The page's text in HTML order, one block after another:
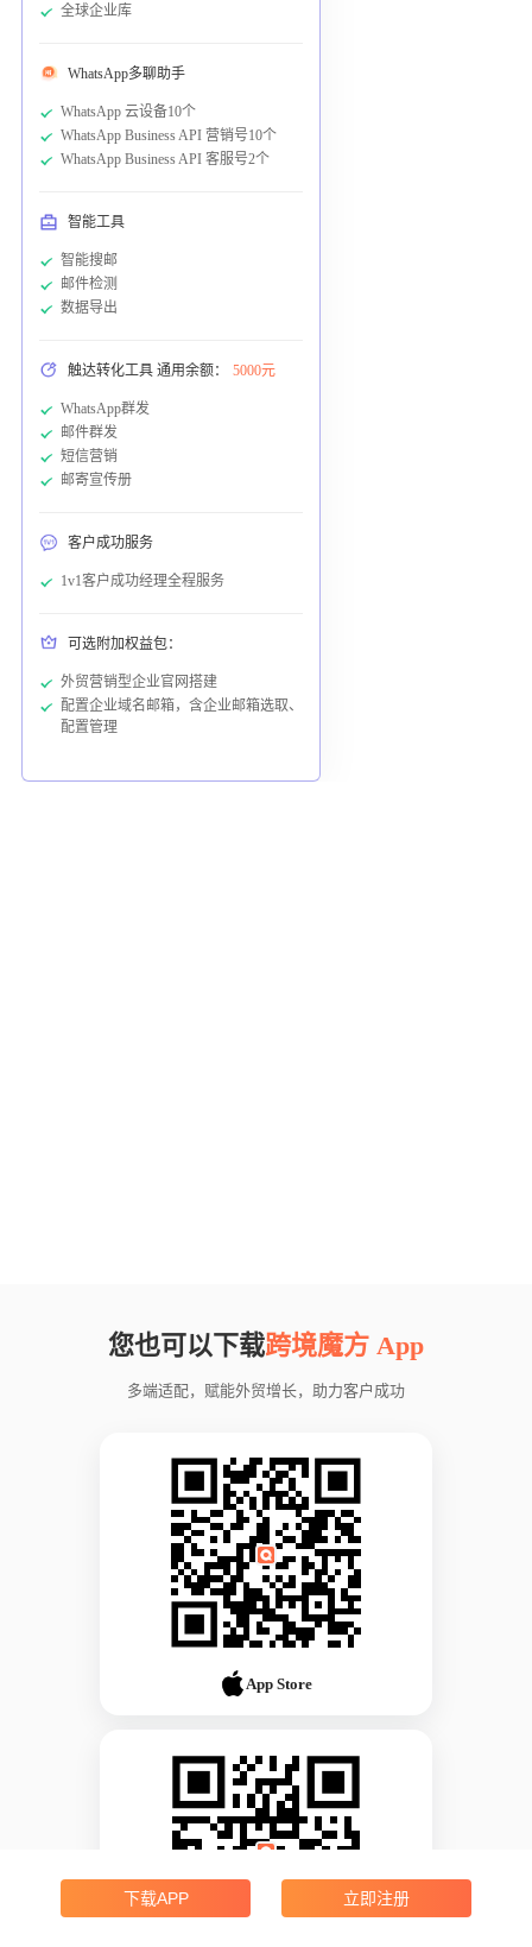
全球企业库
WhatsApp多聊助手
WhatsApp 云设备10个
WhatsApp Business API 营销号10个
WhatsApp Business API 客服号2个
智能工具
智能搜邮
邮件检测
数据导出
触达转化工具 通用余额： 5000元
WhatsApp群发
邮件群发
短信营销
邮寄宣传册
客户成功服务
1v1客户成功经理全程服务
可选附加权益包：
外贸营销型企业官网搭建
配置企业域名邮箱，含企业邮箱选取、
配置管理
您也可以下载跨境魔方 App
多端适配，赋能外贸增长，助力客户成功
App Store
下载APP 立即注册